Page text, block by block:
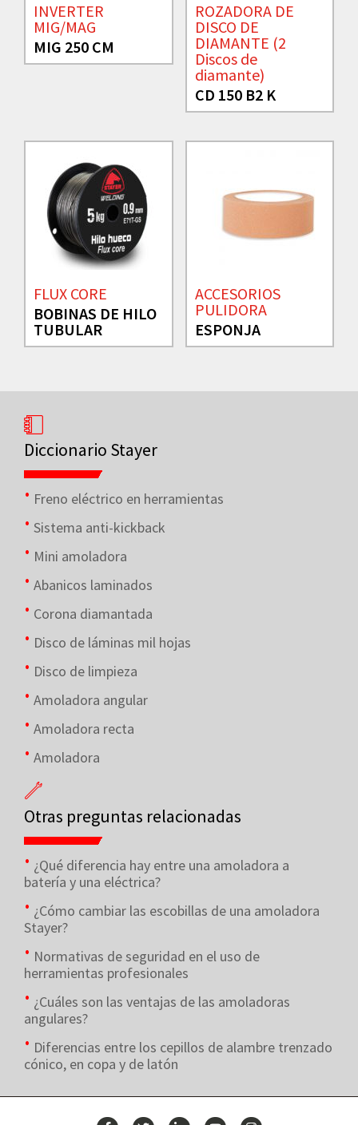
INVERTER
MIG/MAG
MIG 250 CM
ROZADORA DE
DISCO DE
DIAMANTE (2
Discos de
diamante)
CD 150 B2 K
FLUX CORE
BOBINAS DE HILO
TUBULAR
ACCESORIOS
PULIDORA
ESPONJA
Diccionario Stayer
Freno eléctrico en herramientas
Sistema anti-kickback
Mini amoladora
Abanicos laminados
Corona diamantada
Disco de láminas mil hojas
Disco de limpieza
Amoladora angular
Amoladora recta
Amoladora
Otras preguntas relacionadas
¿Qué diferencia hay entre una amoladora a
batería y una eléctrica?
¿Cómo cambiar las escobillas de una amoladora
Stayer?
Normativas de seguridad en el uso de
herramientas profesionales
¿Cuáles son las ventajas de las amoladoras
angulares?
Diferencias entre los cepillos de alambre trenzado
cónico, en copa y de latón